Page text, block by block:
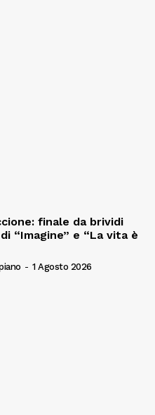
finale da brividi
“Imagine” e “La vita è
- 1 Agosto 2026